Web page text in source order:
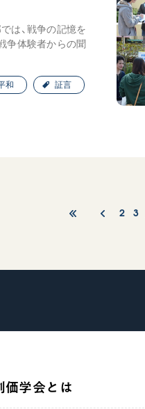
は、戦争の記憶を
争体験者からの聞
和 証言
2 3
価学会とは